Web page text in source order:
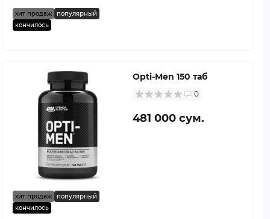
хит продаж
популярный
кончилось
хит продаж
популярный
кончилось
Opti-Men 150 таб
0
481 000 сум.